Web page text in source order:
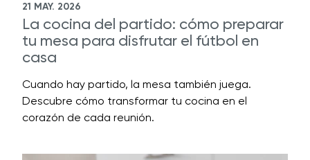
21 MAY. 2026
La cocina del partido: cómo preparar
tu mesa para disfrutar el fútbol en
casa
Cuando hay partido, la mesa también juega.
Descubre cómo transformar tu cocina en el
corazón de cada reunión.